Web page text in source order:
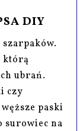
DIY
którą
ubrań.
czy
paski
surowiec na